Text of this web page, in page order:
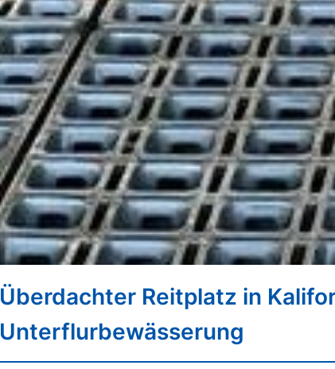
Überdachter Reitplatz in
Unterflurbewässerung